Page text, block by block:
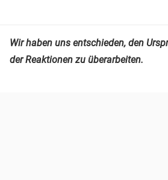
Wir haben uns entschieden, den
der Reaktionen zu überarbeiten.